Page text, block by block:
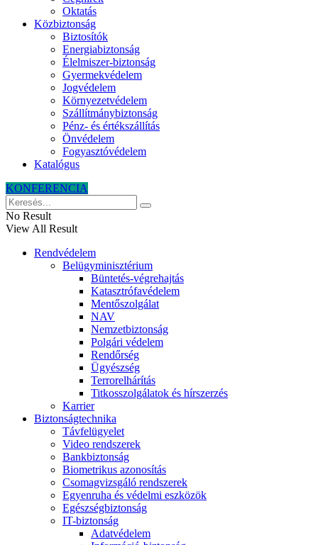
Oktatás
Közbiztonság
Biztosítók
Energiabiztonság
Élelmiszer-biztonság
Gyermekvédelem
Jogvédelem
Környezetvédelem
Szállítmánybiztonság
Pénz- és értékszállítás
Önvédelem
Fogyasztóvédelem
Katalógus
KONFERENCIA
No Result
View All Result
Rendvédelem
Belügyminisztérium
Büntetés-végrehajtás
Katasztrófavédelem
Mentőszolgálat
NAV
Nemzetbiztonság
Polgári védelem
Rendőrség
Ügyészség
Terrorelhárítás
Titkosszolgálatok és hírszerzés
Karrier
Biztonságtechnika
Távfelügyelet
Video rendszerek
Bankbiztonság
Biometrikus azonosítás
Csomagvizsgáló rendszerek
Egyenruha és védelmi eszközök
Egészségbiztonság
IT-biztonság
Adatvédelem